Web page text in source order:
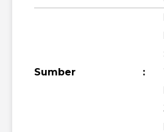
Sumber :